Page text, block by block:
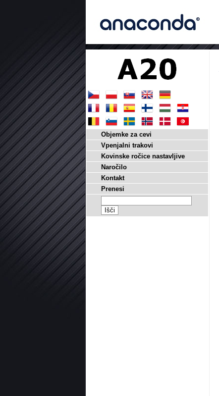
Objemke za cevi
Vpenjalni trakovi
Kovinske ročice nastavljive
Naročilo
Kontakt
Prenesi